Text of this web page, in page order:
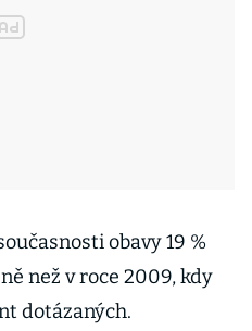
obavy 19 %
než v roce 2009, kdy
dotázaných.